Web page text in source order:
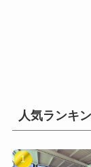
人気ランキ